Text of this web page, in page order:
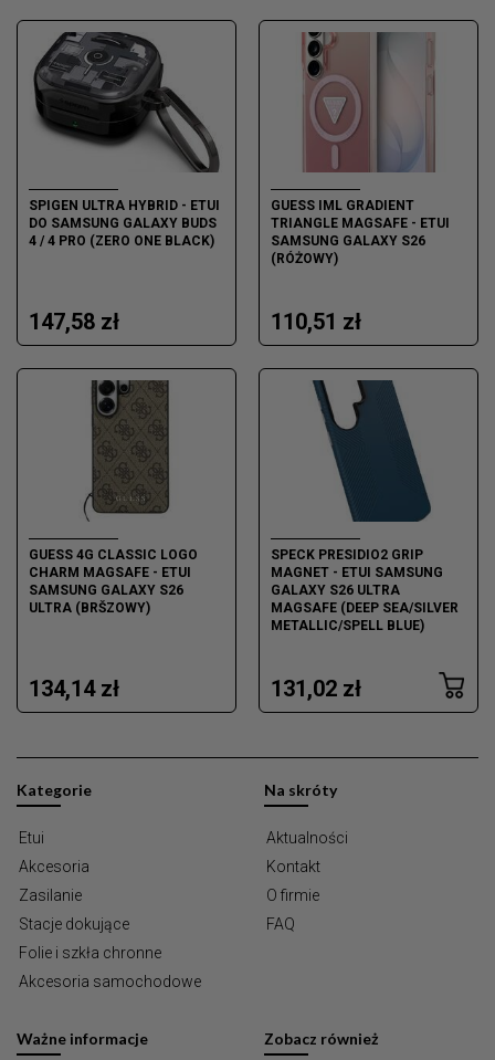
SPIGEN ULTRA HYBRID - ETUI
DO SAMSUNG GALAXY BUDS
4 / 4 PRO (ZERO ONE BLACK)
147,58 zł
GUESS IML GRADIENT
TRIANGLE MAGSAFE - ETUI
SAMSUNG GALAXY S26
(RÓŻOWY)
110,51 zł
GUESS 4G CLASSIC LOGO
CHARM MAGSAFE - ETUI
SAMSUNG GALAXY S26
ULTRA (BRŠZOWY)
134,14 zł
SPECK PRESIDIO2 GRIP
MAGNET - ETUI SAMSUNG
GALAXY S26 ULTRA
MAGSAFE (DEEP SEA/SILVER
METALLIC/SPELL BLUE)
131,02 zł
Kategorie
Etui
Akcesoria
Zasilanie
Stacje dokujące
Folie i szkła chronne
Akcesoria samochodowe
Na skróty
Aktualności
Kontakt
O firmie
FAQ
Ważne informacje Zobacz również